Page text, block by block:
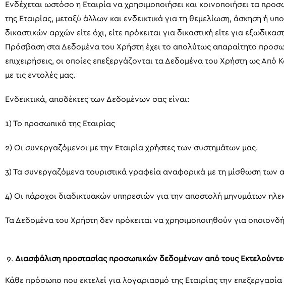
Ενδέχεται ωστόσο η Εταιρία να χρησιμοποιήσει και κοινοποιήσει τα
της Εταιρίας, μεταξύ άλλων και ενδεικτικά για τη θεμελίωση, άσκηση ή
δικαστικών αρχών είτε όχι, είτε πρόκειται για δικαστική είτε για
Πρόσβαση στα Δεδομένα του Χρήστη έχει το απολύτως απαραίτητο
επιχειρήσεις, οι οποίες επεξεργάζονται τα Δεδομένα του Χρήστη ως
με τις εντολές μας.
Ενδεικτικά, αποδέκτες των Δεδομένων σας είναι:
1) Το προσωπικό της Εταιρίας
2) Οι συνεργαζόμενοι με την Εταιρία χρήστες των συστημάτων μας.
3) Τα συνεργαζόμενα τουριστικά γραφεία αναφορικά με τη μίσθωση
4) Οι πάροχοι διαδικτυακών υπηρεσιών για την αποστολή μηνυμάτων
Τα Δεδομένα του Χρήστη δεν πρόκειται να χρησιμοποιηθούν για
Διασφάλιση προστασίας προσωπικών δεδομένων από τους
Κάθε πρόσωπο που εκτελεί για λογαριασμό της Εταιρίας την